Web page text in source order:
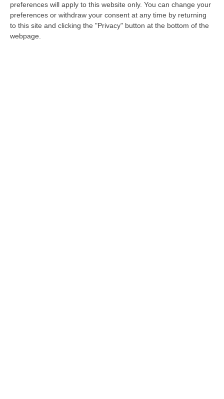
preferences will apply to this website only. You can change your
preferences or withdraw your consent at any time by returning
to this site and clicking the "Privacy" button at the bottom of the
webpage.
innocenti calabresi sono ancora poco
conosciute»
Pubblicato il: 22/02/24 – 8:59